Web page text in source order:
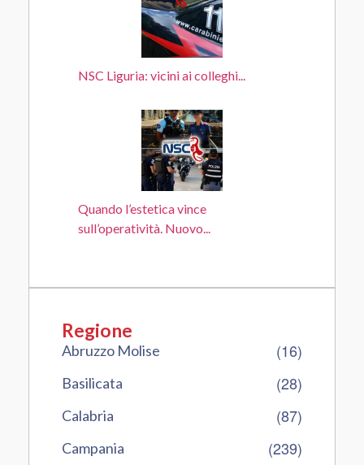
NSC Liguria: vicini ai colleghi...
Quando l’estetica vince
sull’operatività. Nuovo...
Regione
Abruzzo Molise (16)
Basilicata (28)
Calabria (87)
Campania (239)